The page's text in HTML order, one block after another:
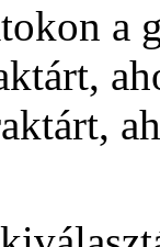
a